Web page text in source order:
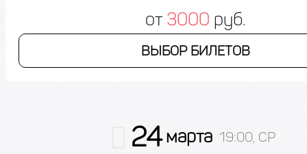
от 3000 руб.
ВЫБОР БИЛЕТОВ
24 марта 19:00, СР